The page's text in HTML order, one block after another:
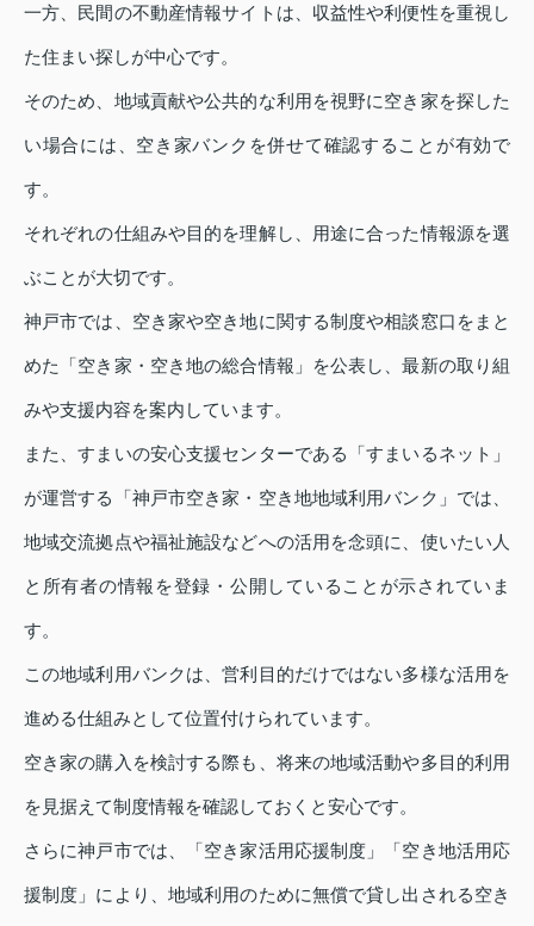
一方、民間の不動産情報サイトは、収益性や利便性を重視し
た住まい探しが中心です。
そのため、地域貢献や公共的な利用を視野に空き家を探した
い場合には、空き家バンクを併せて確認することが有効で
す。
それぞれの仕組みや目的を理解し、用途に合った情報源を選
ぶことが大切です。
神戸市では、空き家や空き地に関する制度や相談窓口をまと
めた「空き家・空き地の総合情報」を公表し、最新の取り組
みや支援内容を案内しています。
また、すまいの安心支援センターである「すまいるネット」
が運営する「神戸市空き家・空き地地域利用バンク」では、
地域交流拠点や福祉施設などへの活用を念頭に、使いたい人
と所有者の情報を登録・公開していることが示されていま
す。
この地域利用バンクは、営利目的だけではない多様な活用を
進める仕組みとして位置付けられています。
空き家の購入を検討する際も、将来の地域活動や多目的利用
を見据えて制度情報を確認しておくと安心です。
さらに神戸市では、「空き家活用応援制度」「空き地活用応
援制度」により、地域利用のために無償で貸し出される空き